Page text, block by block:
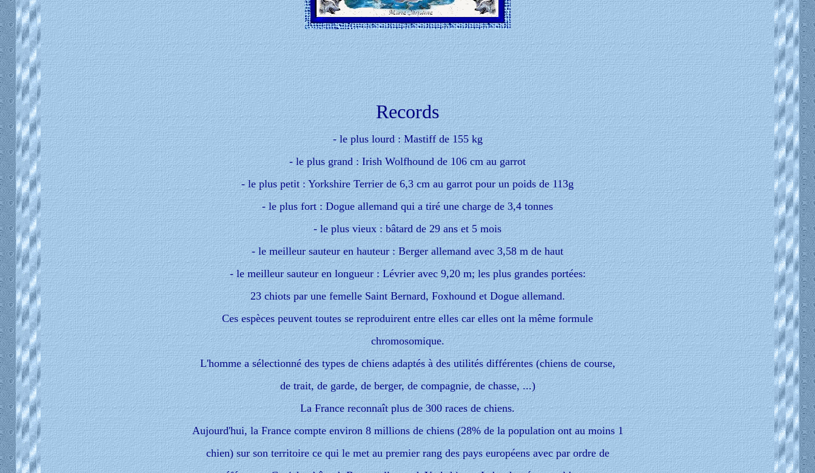
Records
- le plus lourd : Mastiff de 155 kg
- le plus grand : Irish Wolfhound de 106 cm au garrot
- le plus petit : Yorkshire Terrier de 6,3 cm au garrot pour un poids de 113g
- le plus fort : Dogue allemand qui a tiré une charge de 3,4 tonnes
- le plus vieux : bâtard de 29 ans et 5 mois
- le meilleur sauteur en hauteur : Berger allemand avec 3,58 m de haut
- le meilleur sauteur en longueur : Lévrier avec 9,20 m; les plus grandes portées:
23 chiots par une femelle Saint Bernard, Foxhound et Dogue allemand.
Ces espèces peuvent toutes se reproduirent entre elles car elles ont la même formule
chromosomique.
L'homme a sélectionné des types de chiens adaptés à des utilités différentes (chiens de course,
de trait, de garde, de berger, de compagnie, de chasse, ...)
La France reconnaît plus de 300 races de chiens.
Aujourd'hui, la France compte environ 8 millions de chiens (28% de la population ont au moins 1
chien) sur son territoire ce qui le met au premier rang des pays européens avec par ordre de